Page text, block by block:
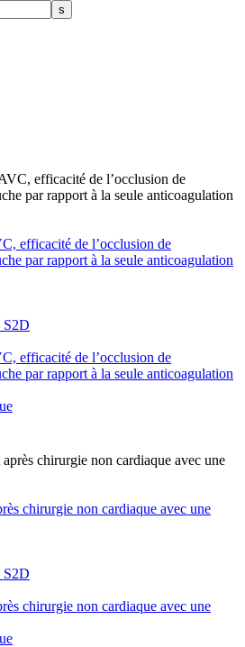
efficacité de l’occlusion de
par rapport à la seule anticoagulation
S2D
efficacité de l’occlusion de
par rapport à la seule anticoagulation
chirurgie non cardiaque avec une
S2D
chirurgie non cardiaque avec une